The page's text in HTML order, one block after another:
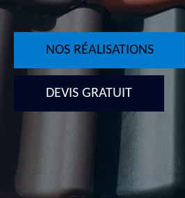
NOS RÉALISATIONS
DEVIS GRATUIT